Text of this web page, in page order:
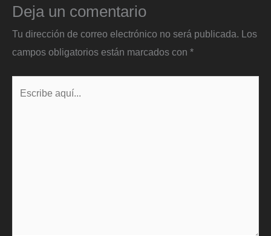
Deja un comentario
Tu dirección de correo electrónico no será publicada. Los
campos obligatorios están marcados con *